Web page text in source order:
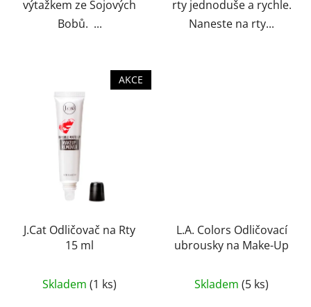
výtažkem ze Sojových
Bobů. ...
rty jednoduše a rychle.
Naneste na rty...
AKCE
J.Cat Odličovač na Rty
15 ml
Skladem (1 ks)
L.A. Colors Odličovací
ubrousky na Make-Up
Skladem (5 ks)